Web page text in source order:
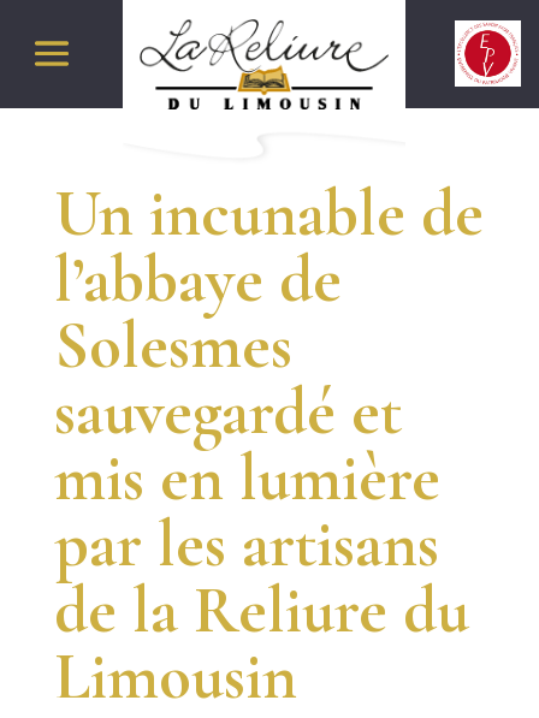
Un incunable de
l’abbaye de
Solesmes
sauvegardé et
mis en lumière
par les artisans
de la Reliure du
Limousin